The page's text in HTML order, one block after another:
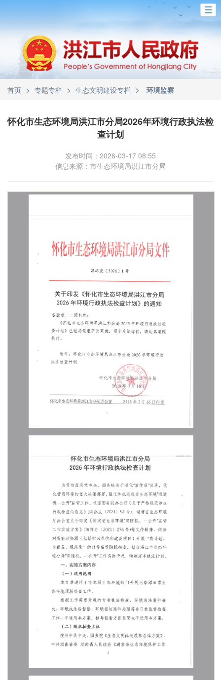
首页 > 专题专栏 > 生态文明建设专栏 > 环境监察
怀化市生态环境局洪江市分局2026年环境行政执法检
查计划
发布时间：2026-03-17 08:55
信息来源：市生态环境局洪江市分局